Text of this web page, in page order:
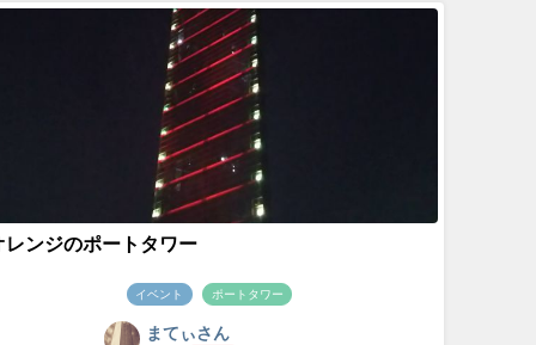
レンジのポートタワー
イベント ポートタワー
まてぃさん